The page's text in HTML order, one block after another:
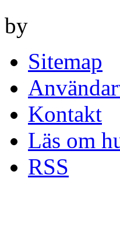
by
Sitemap
Kontakt
Läs om
RSS